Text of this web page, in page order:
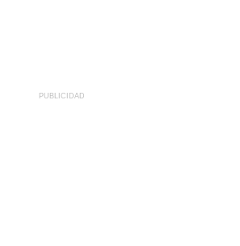
PUBLICIDAD